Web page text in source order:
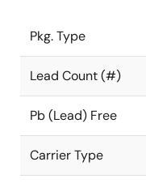
Pkg. Type
Lead Count (#)
Pb (Lead) Free
Carrier Type